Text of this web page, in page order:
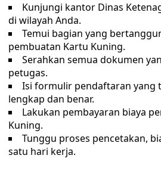
Kunjungi kantor Dinas
di wilayah Anda.
Temui bagian yang
pembuatan Kartu Kuning.
Serahkan semua dokumen
petugas.
Isi formulir pendaftaran yang
lengkap dan benar.
Lakukan pembayaran biaya
Kuning.
Tunggu proses pencetakan,
satu hari kerja.